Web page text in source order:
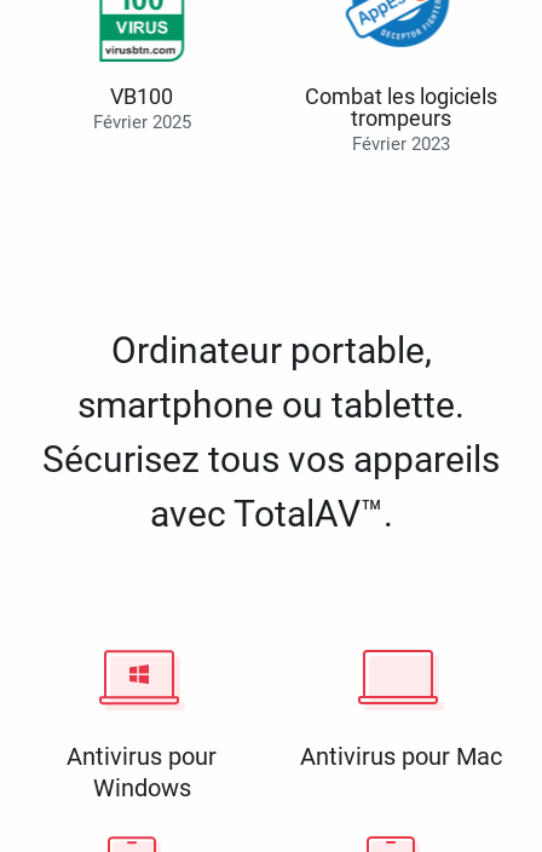
VB100
Février 2025
Combat les logiciels
trompeurs
Février 2023
Ordinateur portable,
smartphone ou tablette.
Sécurisez tous vos appareils
avec TotalAV™.
Antivirus pour
Windows
Antivirus pour Mac